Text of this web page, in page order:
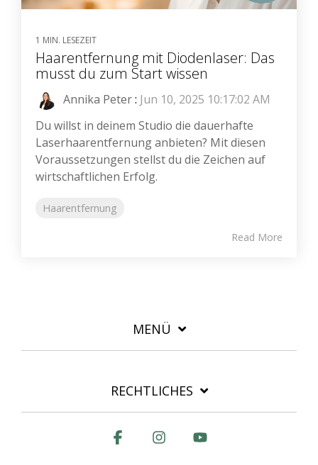
1 MIN. LESEZEIT
Haarentfernung mit Diodenlaser: Das
musst du zum Start wissen
Annika Peter: Jun 10, 2025 10:17:02 AM
Du willst in deinem Studio die dauerhafte
Laserhaarentfernung anbieten? Mit diesen
Voraussetzungen stellst du die Zeichen auf
wirtschaftlichen Erfolg.
Haarentfernung
Read More
MENÜ
RECHTLICHES
FacebookInstagram